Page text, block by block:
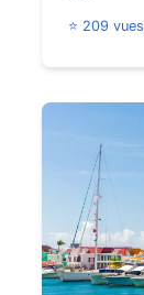
⭐ 209 vues